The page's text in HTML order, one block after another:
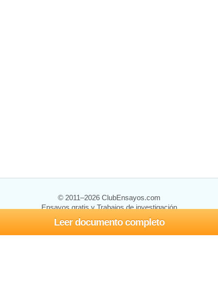
Leer documento completo
© 2011–2026 ClubEnsayos.com
Ensayos gratis y Trabajos de investigación